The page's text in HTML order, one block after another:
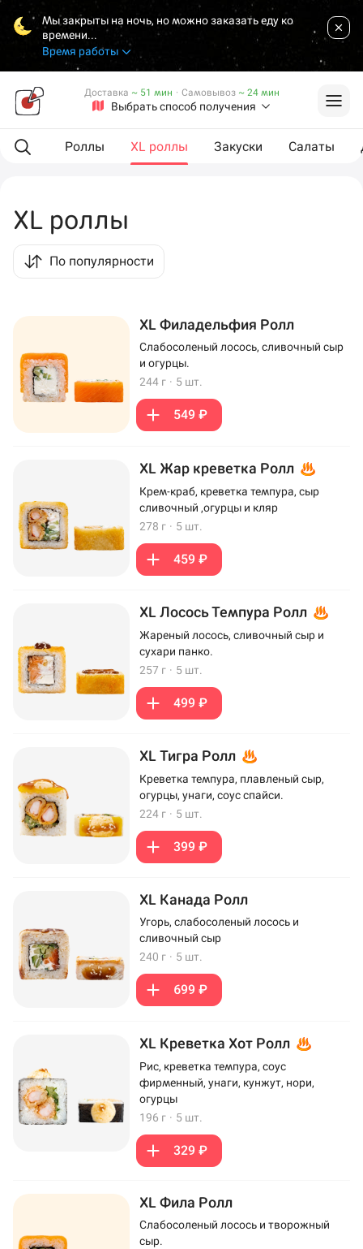
Мы закрыты на ночь, но можно заказать еду ко
времени...
Время работы
Выбрать способ получения
Доставка ~ 51 мин · Самовывоз ~ 24 мин
сеты Роллы XL роллы Закуски Салаты
XL роллы
По популярности
XL Филадельфия Ролл
Слабосоленый лосось, сливочный сыр
и огурцы.
244 г · 5 шт.
549 ₽
XL Жар креветка Ролл
Крем-краб, креветка темпура, сыр
сливочный ,огурцы и кляр
278 г · 5 шт.
459 ₽
XL Лосось Темпура Ролл
Жареный лосось, сливочный сыр и
сухари панко.
257 г · 5 шт.
499 ₽
XL Тигра Ролл
Креветка темпура, плавленый сыр,
огурцы, унаги, соус спайси.
224 г · 5 шт.
399 ₽
XL Канада Ролл
Угорь, слабосоленый лосось и
сливочный сыр
240 г · 5 шт.
699 ₽
XL Креветка Хот Ролл
Рис, креветка темпура, соус
фирменный, унаги, кунжут, нори,
огурцы
196 г · 5 шт.
329 ₽
XL Фила Ролл
Слабосоленый лосось и творожный
сыр.